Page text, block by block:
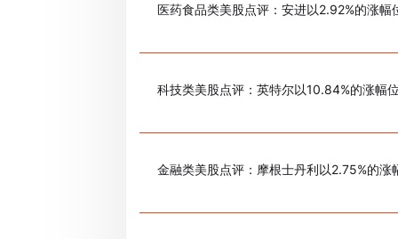
医药食品类美股点评：安进以2.92%的涨幅
科技类美股点评：英特尔以10.84%的涨幅
金融类美股点评：摩根士丹利以2.75%的涨